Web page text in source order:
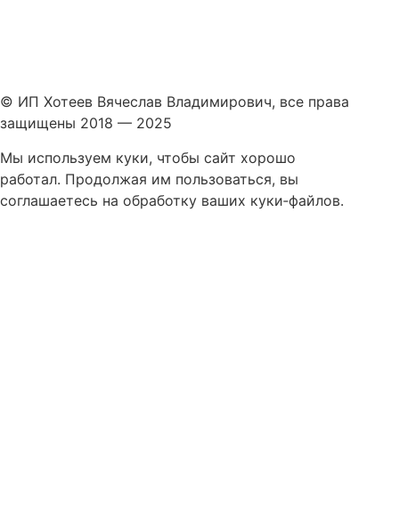
© ИП Хотеев Вячеслав Владимирович, все права
защищены 2018 — 2025
Мы используем куки, чтобы сайт хорошо
работал. Продолжая им пользоваться, вы
соглашаетесь на обработку ваших куки‑файлов.